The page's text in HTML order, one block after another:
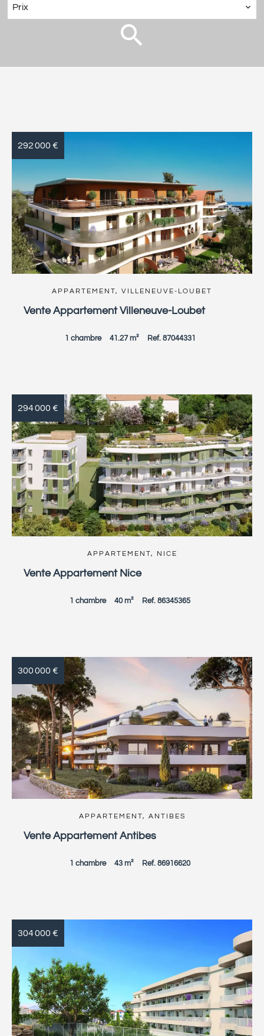
Prix
APPARTEMENT, VILLENEUVE-LOUBET
Vente Appartement Villeneuve-Loubet
1 chambre 41.27 m² Ref. 87044331
292 000 €
APPARTEMENT, NICE
Vente Appartement Nice
1 chambre 40 m² Ref. 86345365
294 000 €
APPARTEMENT, ANTIBES
Vente Appartement Antibes
1 chambre 43 m² Ref. 86916620
300 000 €
304 000 €